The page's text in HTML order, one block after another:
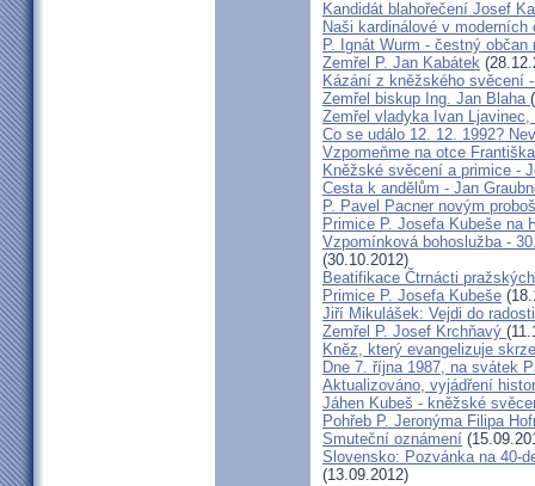
Kandidát blahořečení Josef
Naši kardinálové v
P. Ignát Wurm - čestný
Zemřel P. Jan Kabátek
Kázání z kněžského svěcení
Zemřel biskup Ing. Jan Blaha
Zemřel vladyka Ivan
Co se událo 12. 12. 1992?
Vzpomeňme na otce
Kněžské svěcení a primice -
Cesta k andělům - Jan
P. Pavel Pacner novým
Primice P. Josefa Kubeše na
Vzpomínková bohoslužba -
(30.10.2012)
Beatifikace Čtrnácti
Primice P. Josefa Kubeše
Jiří Mikulášek: Vejdi do
Zemřel P. Josef Krchňavý
Kněz, který evangelizuje
Dne 7. října 1987, na svátek
Aktualizováno, vyjádření
Jáhen Kubeš - kněžské
Pohřeb P. Jeronýma Filipa
Smuteční oznámení
Slovensko: Pozvánka na 40-
(13.09.2012)